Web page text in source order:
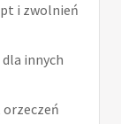
i zwolnień
innych